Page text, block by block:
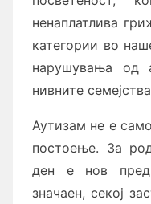
ненаплатлива
категории во
нарушувања од
нивните
Аутизам не е
постоење. За
ден е нов
значаен, секој